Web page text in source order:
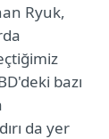
Ryuk,
bazı
da yer